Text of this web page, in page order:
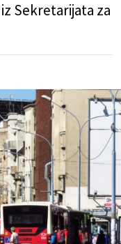
Sekretarijata za